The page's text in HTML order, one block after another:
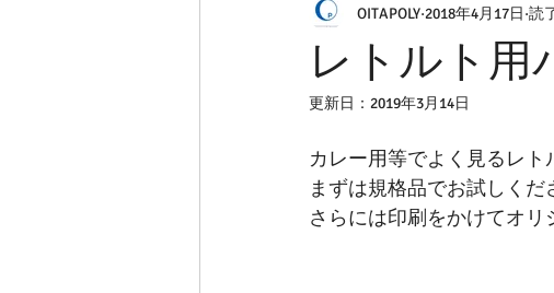
レトルト用
OITAPOLY 2018年4月17日 読
更新日： 2019年3月14日
カレー用等でよく見るレト
まずは規格品でお試しくだ
さらには印刷をかけてオリ